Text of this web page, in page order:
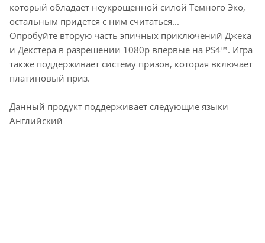
который обладает неукрощенной силой Темного Эко,
остальным придется с ним считаться...
Опробуйте вторую часть эпичных приключений Джека
и Декстера в разрешении 1080р впервые на PS4™. Игра
также поддерживает систему призов, которая включает
платиновый приз.
Данный продукт поддерживает следующие языки
Английский